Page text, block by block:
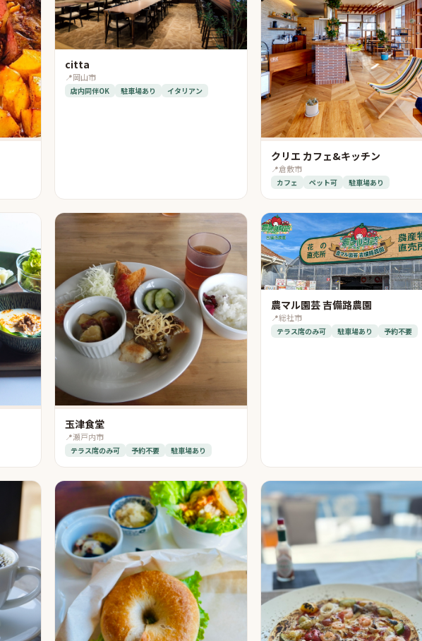
citta
📍岡山市
店内同伴OK 駐車場あり イタリアン
クリエ カフェ&キッチン
📍倉敷市
カフェ ペット可 駐車場あり
玉津食堂
📍瀬戸内市
テラス席のみ可 予約不要 駐車場あり
農マル園芸 吉備路農園
📍総社市
テラス席のみ可 駐車場あり 予約不要